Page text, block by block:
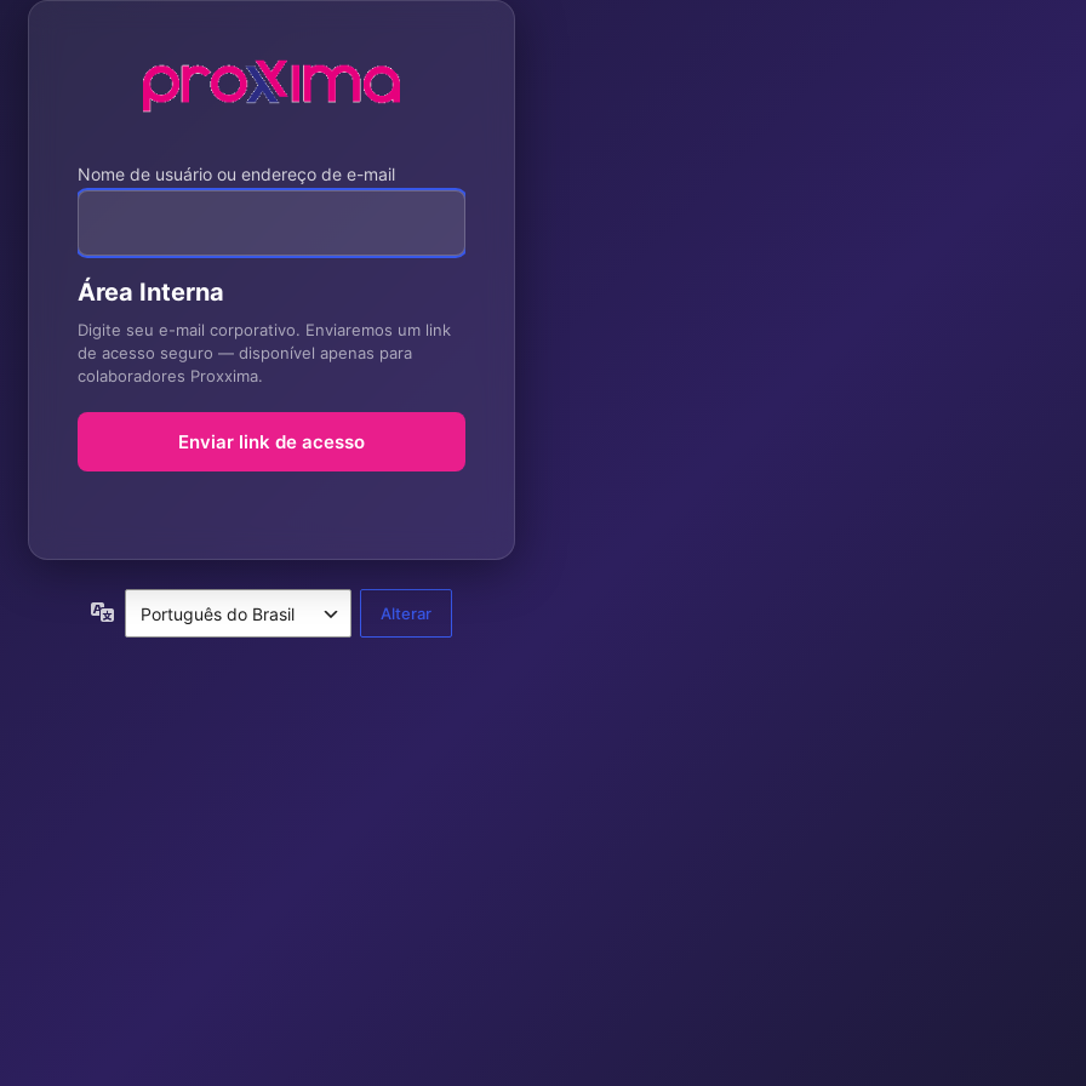
Nome de usuário ou endereço de e-mail
Área Interna
Digite seu e-mail corporativo. Enviaremos um link
de acesso seguro — disponível apenas para
colaboradores Proxxima.
Enviar link de acesso
Idioma